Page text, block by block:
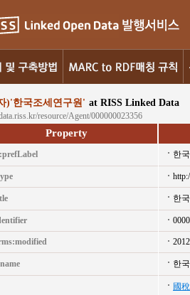
)'한국조세연구원' at RISS Linked Data
resource/Agent/000000023356
Property
한
한
한
國